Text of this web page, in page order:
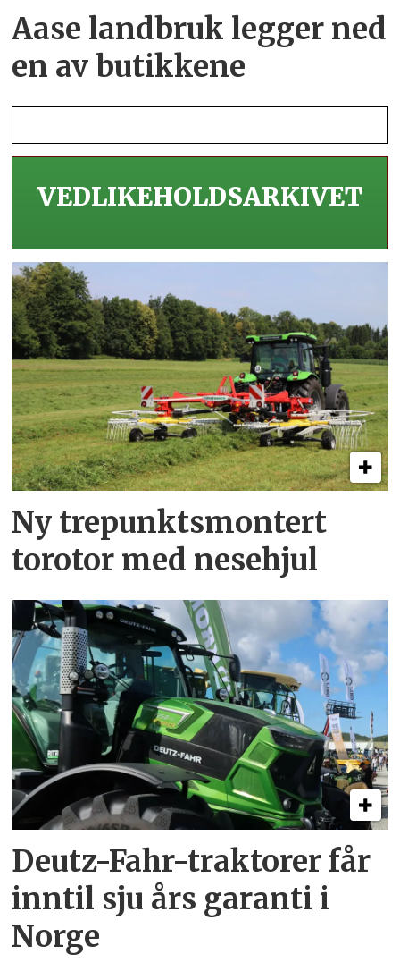
Aase landbruk legger ned
en av butikkene
VEDLIKEHOLDS­ARKIVET
Ny trepunkts­montert
torotor med nesehjul
Deutz-Fahr-traktorer får
inntil sju års garanti i
Norge